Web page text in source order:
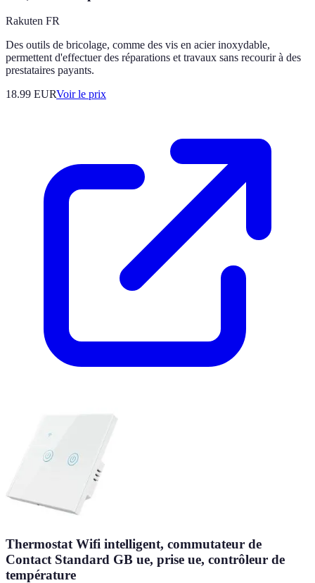
Rakuten FR
Des outils de bricolage, comme des vis en acier inoxydable,
permettent d'effectuer des réparations et travaux sans recourir à des
prestataires payants.
18.99 EURVoir le prix
Thermostat Wifi intelligent, commutateur de
Contact Standard GB ue, prise ue, contrôleur de
température